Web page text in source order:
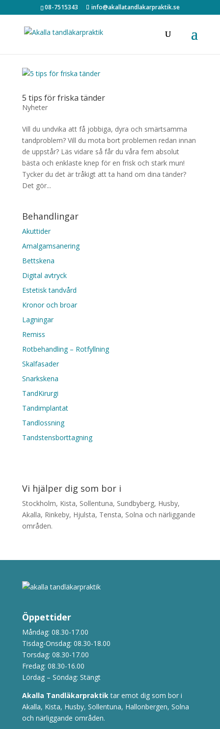
08-7515343 info@akallatandlakarpraktik.se
5 tips för friska tänder
Nyheter
Vill du undvika att få jobbiga, dyra och smärtsamma
tandproblem? Vill du mota bort problemen redan innan
de uppstår? Läs vidare så får du våra fem absolut
bästa och enklaste knep för en frisk och stark mun!
Tycker du det är tråkigt att ta hand om dina tänder?
Det gör...
Behandlingar
Akuttider
Amalgamsanering
Bettskena
Digital avtryck
Estetisk tandvård
Kronor och broar
Lagningar
Remiss
Rotbehandling – Rotfyllning
Skalfasader
Snarkskena
TandKirurgi
Tandimplantat
Tandlossning
Tandstensborttagning
Vi hjälper dig som bor i
Stockholm, Kista, Sollentuna, Sundbyberg, Husby,
Akalla, Rinkeby, Hjulsta, Tensta, Solna och närliggande
områden.
Öppettider
Måndag: 08.30-17.00
Tisdag-Onsdag: 08.30-18.00
Torsdag: 08.30-17.00
Fredag: 08.30-16.00
Lördag – Söndag: Stängt
Akalla Tandläkarpraktiktar emot dig som bor i
Akalla, Kista, Husby, Sollentuna, Hallonbergen, Solna
och närliggande områden.